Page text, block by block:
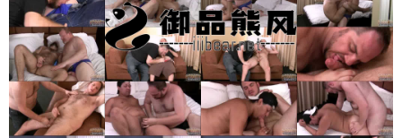
当前隐藏内容需要支付100熊币 已有27人支付 登录
立刻注册 0 收藏